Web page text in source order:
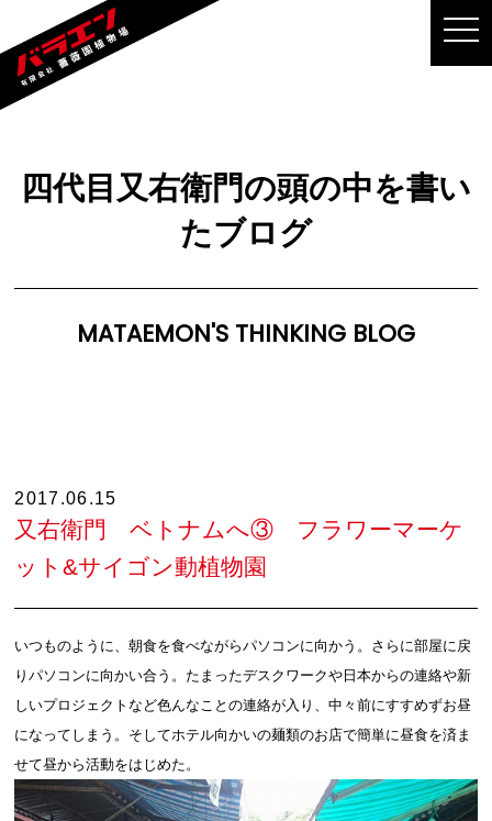
四代目又右衛門の頭の中を書い
たブログ
MATAEMON'S THINKING BLOG
2017.06.15
又右衛門 ベトナムへ③ フラワーマーケ
ット&サイゴン動植物園
いつものように、朝食を食べながらパソコンに向かう。さらに部屋に戻
りパソコンに向かい合う。たまったデスクワークや日本からの連絡や新
しいプロジェクトなど色んなことの連絡が入り、中々前にすすめずお昼
になってしまう。そしてホテル向かいの麺類のお店で簡単に昼食を済ま
せて昼から活動をはじめた。